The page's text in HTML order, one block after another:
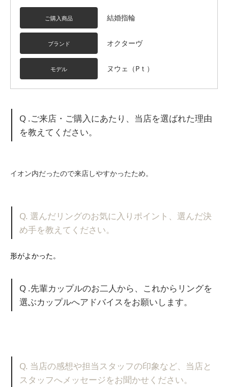
ご購入商品 結婚指輪
ブランド オクターヴ
モデル ヌウェ（Pｔ）
Q .ご来店・ご購入にあたり、当店を選ばれた理由
を教えてください。
イオン内だったので来店しやすかったため。
Q. 選んだリングのお気に入りポイント、選んだ決
め手を教えてください。
形がよかった。
Q .先輩カップルのお二人から、これからリングを
選ぶカップルへアドバイスをお願いします。
Q. 当店の感想や担当スタッフの印象など、当店と
スタッフへメッセージをお聞かせください。